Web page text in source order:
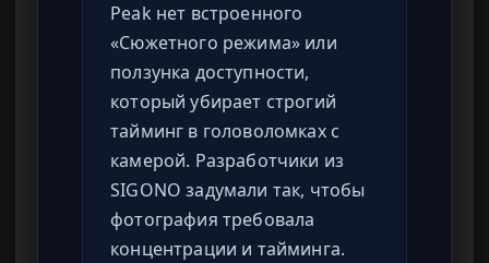
Peak нет встроенного
«Сюжетного режима» или
ползунка доступности,
который убирает строгий
тайминг в головоломках с
камерой. Разработчики из
SIGONO задумали так, чтобы
фотография требовала
концентрации и тайминга.